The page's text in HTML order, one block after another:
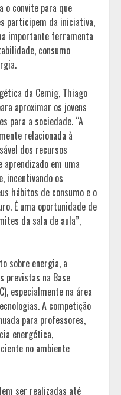
o convite para que
participem da iniciativa,
importante ferramenta
consumo
da Cemig, Thiago
aproximar os jovens
para a sociedade. “A
relacionada à
dos recursos
em uma
incentivando os
hábitos de consumo e o
É uma oportunidade de
da sala de aula”,
sobre energia, a
previstas na Base
especialmente na área
A competição
para professores,
energética,
no ambiente
ser realizadas até